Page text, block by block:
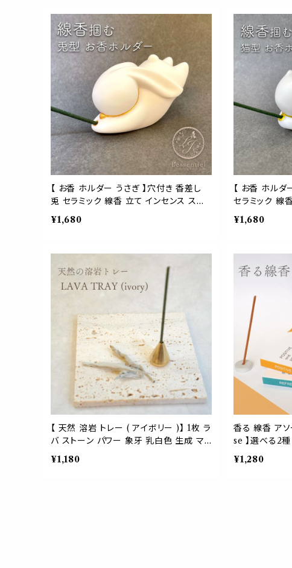
【 お香 ホルダー うさぎ 】穴付き 香差し
兎 セラミック 線香 立て インセンス ステ
ィック ラビット モチーフ ペット インテリア
浄化 ヨガ 瞑想 インテリア 小物 エネルギ
¥1,680
【 お香 ホルダ
セラミック 線
ク キャット モ
化 ヨガ 瞑想
¥1,680
【 天然 溶岩 トレー ( アイボリー )】 1枚 ラ
バ ストーン パワー 象牙 乳白色 生成 マ
グマ 自然 香皿 パロサント インセンス ト
レイ インテリア 雑貨 アクセサリー コース
¥1,180
香る 線香 ア
se 】選べる2
製 インセンス
カード型 外出
¥1,280